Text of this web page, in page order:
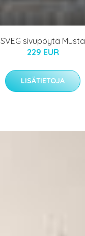
SVEG sivupöytä Musta
229 EUR
LISÄTIETOJA